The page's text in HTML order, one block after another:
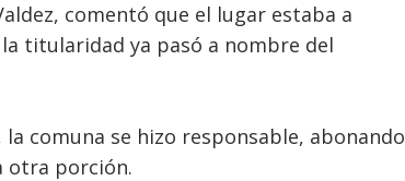
comentó que el lugar estaba a
titularidad ya pasó a nombre del
comuna se hizo responsable, abonando
otra porción.